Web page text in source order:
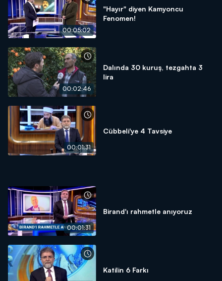
00:05:02
"Hayır" diyen Kamyoncu
Fenomen!
00:02:46
Dalında 30 kuruş, tezgahta 3
lira
00:01:31
Cübbeli'ye 4 Tavsiye
00:01:31
Birand'ı rahmetle anıyoruz
Katilin 6 Farkı